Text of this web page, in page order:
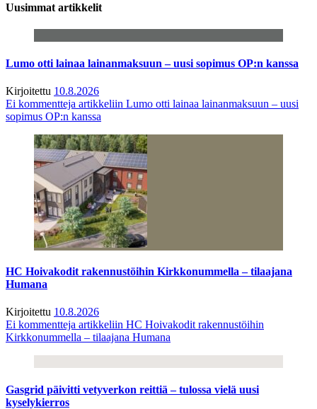
Uusimmat artikkelit
Lumo otti lainaa lainanmaksuun – uusi sopimus OP:n kanssa
Kirjoitettu 10.8.2026
Ei kommentteja artikkeliin Lumo otti lainaa lainanmaksuun – uusi
sopimus OP:n kanssa
HC Hoivakodit rakennustöihin Kirkkonummella – tilaajana
Humana
Kirjoitettu 10.8.2026
Ei kommentteja artikkeliin HC Hoivakodit rakennustöihin
Kirkkonummella – tilaajana Humana
Gasgrid päivitti vetyverkon reittiä – tulossa vielä uusi
kyselykierros